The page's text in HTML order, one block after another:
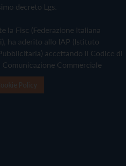
decreto Lgs.
la Fisc (Federazione Italiana
ha aderito allo IAP (Istituto
accettando il Codice di
Commerciale